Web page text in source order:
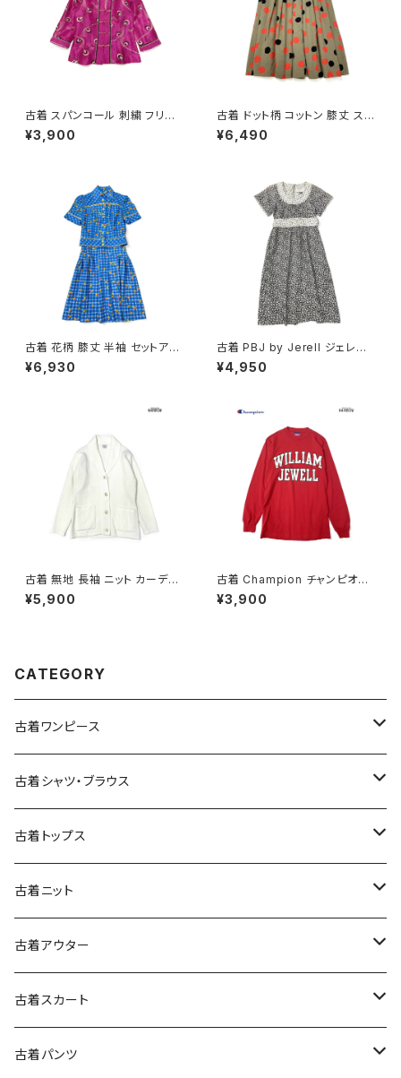
古着 スパンコール 刺繍 フリル
前開き 総柄 長袖 ブラウス ピン
ク (ttu2501145)
¥3,900
古着 ドット柄 コットン 膝丈 スカ
ート 茶 (ba2607006)
¥6,490
古着 花柄 膝丈 半袖 セットアッ
プ 青 (oa2607082)
¥6,930
古着 PBJ by Jerell ジェレル
リボン 花柄 コットン100％ 膝丈
半袖 ワンピース 黒 (oa26070
¥4,950
古着 無地 長袖 ニット カーディ
ガン 白 (ttu2508107)
¥5,900
古着 Champion チャンピオン
ロゴ コットン100％ 長袖 Ｔシャ
ツ 赤 (ttu2501067)
¥3,900
CATEGORY
古着ワンピース
古着長袖ワンピース
古着半袖ワンピース
古着ノースリーブワンピース
古着キャミソールワンピース
古着ベアトップワンピース
古着オールインワン
古着シャツ・ブラウス
古着長袖シャツ・ブラウス
古着半袖シャツ・ブラウス
古着ノースリーブシャツ・ブラウス
古着トップス
古着スウェット&パーカー
古着スウェット
古着パーカー
古着プルオーバー
古着長袖プルオーバー
古着半袖プルオーバー
古着Ｔシャツ
古着長袖Ｔシャツ
古着ベスト
古着ニット
古着セーター
古着カーディガン
古着半袖ニット
古着アウター
古着ライトジャケット
古着ライトコート
古着スカート
古着ロング丈スカート (丈76cm-)
古着パンツ